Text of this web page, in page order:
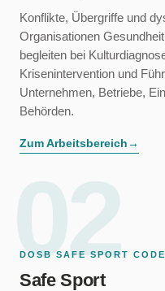
Konflikte, Übergriffe und
Organisationen
begleiten bei
Krisenintervention und
Unternehmen, Betriebe,
Behörden.
Zum Arbeitsbereich→
02
DOSB SAFE SPORT CODE
Safe Sport